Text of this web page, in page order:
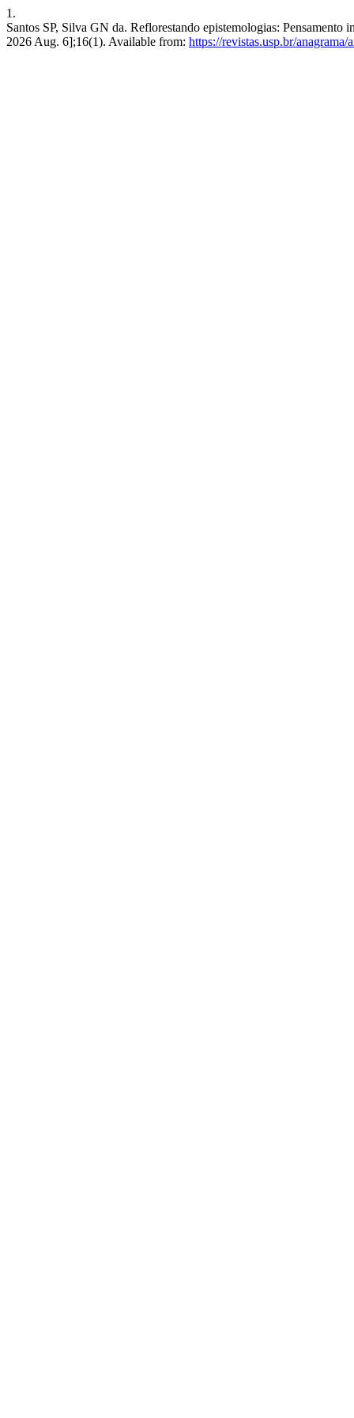
1.
Santos SP, Silva GN da. Reflorestando epistemologias:
2026 Aug. 6];16(1). Available from: https://revistas.usp.br/